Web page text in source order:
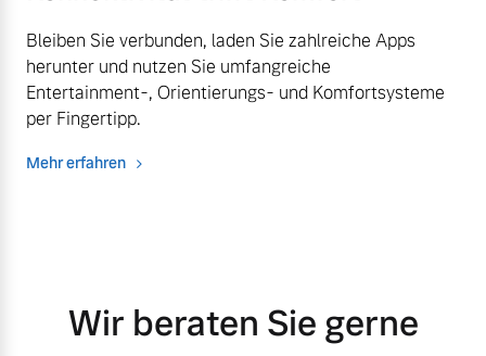
Bleiben Sie verbunden, laden Sie zahlreiche Apps
herunter und nutzen Sie umfangreiche
Entertainment-, Orientierungs- und Komfortsysteme
per Fingertipp.
Mehr erfahren
Wir beraten Sie gerne